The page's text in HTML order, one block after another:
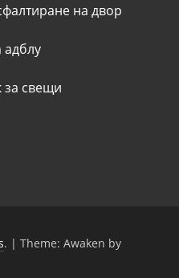
на двор
адблу
за свещи
. | Theme: Awaken by